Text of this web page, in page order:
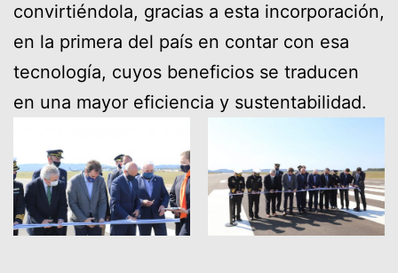
convirtiéndola, gracias a esta incorporación,
en la primera del país en contar con esa
tecnología, cuyos beneficios se traducen
en una mayor eficiencia y sustentabilidad.